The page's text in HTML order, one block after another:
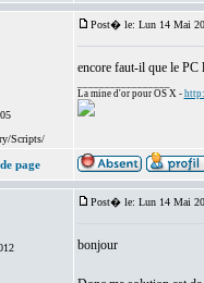
Scripts/
Post� le: Lun 14 Mai
encore faut-il que le
La mine d'or pour OS X -
page
Post� le: Lun 14 Mai
bonjour